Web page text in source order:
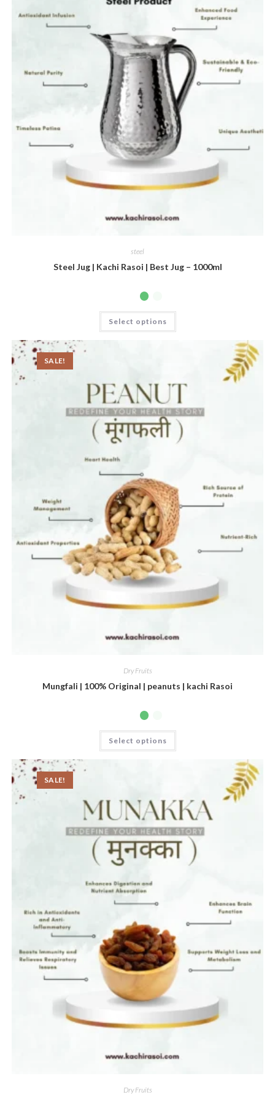
steel
Steel Jug | Kachi Rasoi | Best Jug – 1000ml
Select options
SALE!
Dry Fruits
Mungfali | 100% Original | peanuts | kachi Rasoi
Select options
SALE!
Dry Fruits